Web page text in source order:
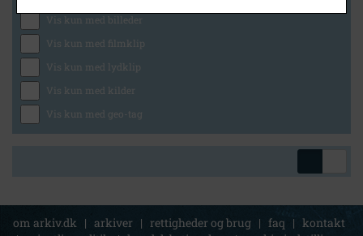
Vis kun med billeder
Vis kun med filmklip
Vis kun med lydklip
Vis kun med kilder
Vis kun med geo-tag
om arkiv.dk | arkiver | rettigheder og brug | faq | kontakt